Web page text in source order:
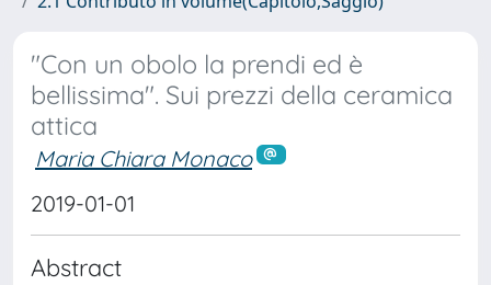
"Con un obolo la prendi ed è
bellissima". Sui prezzi della ceramica
attica
Maria Chiara Monaco
2019-01-01
Abstract